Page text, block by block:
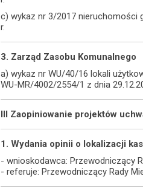
c) wykaz nr 3/2017 nieruchomości
r.
3. Zarząd Zasobu Komunalnego
a) wykaz nr WU/40/16 lokali
WU-MR/4002/2554/1 z dnia
III Zaopiniowanie projektów
1. Wydania opinii o lokalizacji
- wnioskodawca: Przewodniczący
- referuje: Przewodniczący Rady